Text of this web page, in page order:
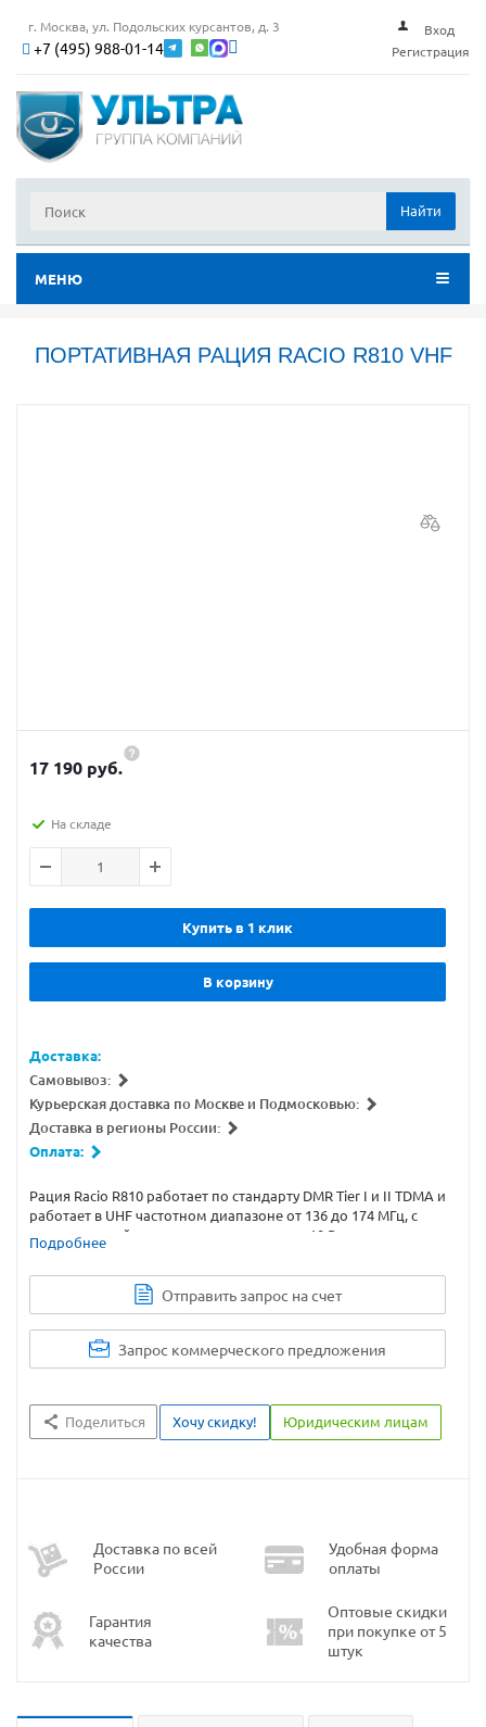
г. Москва, ул. Подольских курсантов, д. 3
+7 (495) 988-01-14
Вход
Регистрация
Найти
МЕНЮ
ПОРТАТИВНАЯ РАЦИЯ RACIO R810 VHF
17 190 руб.
На складе
Купить в 1 клик
В корзину
Доставка:
Самовывоз:
Курьерская доставка по Москве и Подмосковью:
Доставка в регионы России:
Оплата:
Рация Racio R810 работает по стандарту DMR Tier I и II TDMA и
работает в UHF частотном диапазоне от 136 до 174 МГц, с
максимальной мощностью передатчика 10 Вт, поддержка
CTCSS, DCS, DTMF.
Подробнее
Отправить запрос на счет
Запрос коммерческого предложения
Поделиться Хочу скидку! Юридическим лицам
Доставка по всей
России
Удобная форма
оплаты
Гарантия
качества
Оптовые скидки
при покупке от 5
штук